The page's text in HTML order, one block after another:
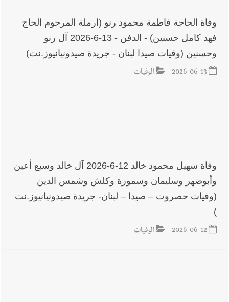
وفاة الحاجة فاطمة محمود رنو (ارملة المرحوم الحاج
فهد كامل حسنين) - الدفن - 13-6-2026 آل رنو
وحسنين (وفيات صيدا لبنان - جريدة صيدونيانيوز.نت)
2026-06-13 الوفيات
وفاة سهيل محمود خالد 12-6-2026 آل خالد وسبع أعين
وأبوضهر وسليمان وسمورة وكلش وشمس الدين
(وفيات حصروت – صيدا – لبنان- جريدة صيدونيانيوز.نت
)
2026-06-12 الوفيات